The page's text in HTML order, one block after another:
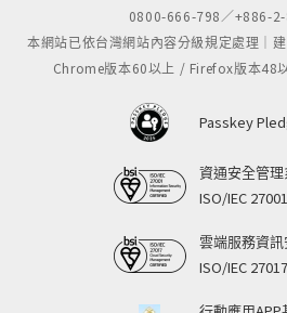
0800-666-798／+886-
本網站已依台灣網站內容分級規定處理｜
Chrome版本60以上 / Firefox版本48
Passkey
資通安全管
ISO/IEC
雲端服務資
ISO/IEC